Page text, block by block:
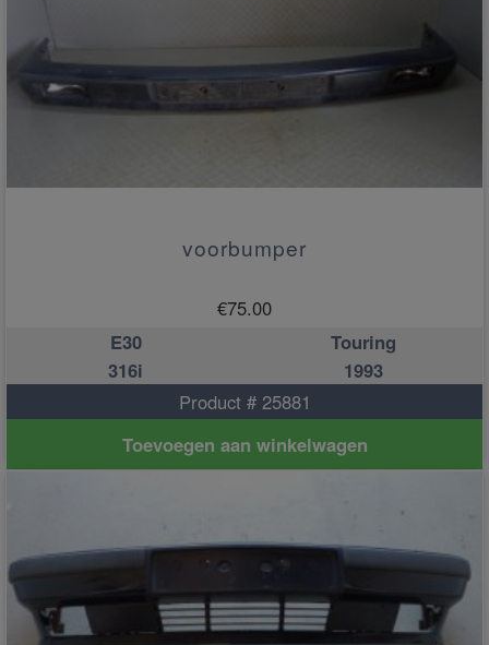
voorbumper
€75.00
E30
Touring
316i
1993
Product # 25881
Toevoegen aan winkelwagen